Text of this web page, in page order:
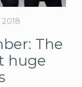
The
huge